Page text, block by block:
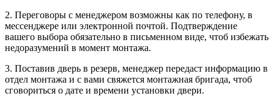
2. Переговоры с менеджером возможны как по телефону, в
мессенджере или электронной почтой. Подтверждение
вашего выбора обязательно в письменном виде, чтоб избежать
недоразумений в момент монтажа.
3. Поставив дверь в резерв, менеджер передаст информацию в
отдел монтажа и с вами свяжется монтажная бригада, чтоб
сговориться о дате и времени установки двери.